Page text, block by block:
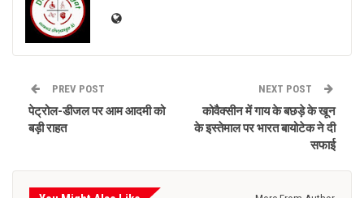
PREV POST
पेट्रोल-डीजल पर आम आदमी को
बड़ी राहत
NEXT POST
कोवैक्सीन में गाय के बछड़े के खून
के इस्तेमाल पर भारत बायोटेक ने दी
सफाई